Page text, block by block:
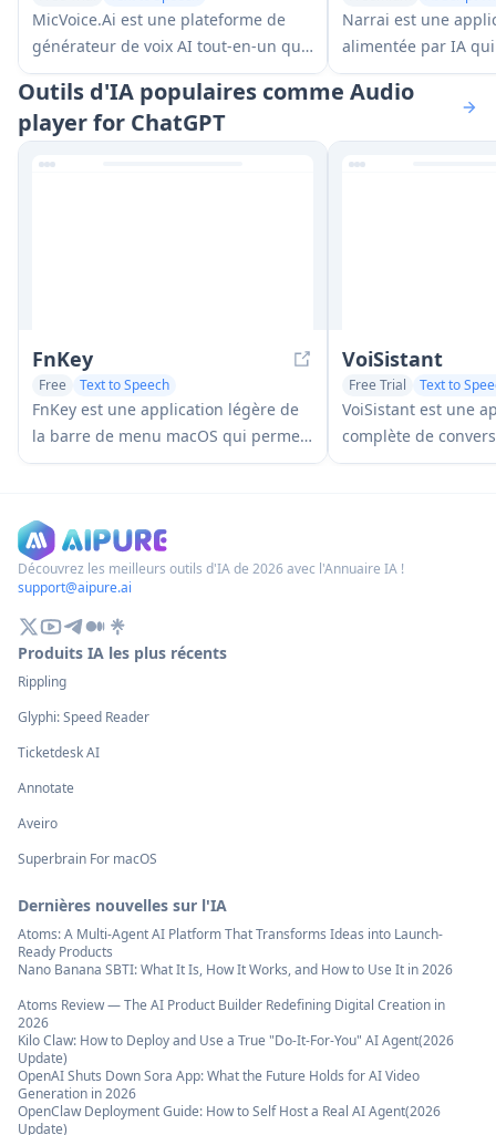
AI Voice Changer
MicVoice.Ai est une plateforme de
générateur de voix AI tout-en-un qui
transforme le texte écrit en parole de
haute qualité et au son naturel avec
plus de 5000 voix AI réalistes
Text to Speech
Narrai est une
alimentée par IA
instantanément
et de la musique
Outils d'IA populaires comme Audio
player for ChatGPT
FnKey
Free
Text to Speech
Voice & Audio Editing
FnKey est une application légère de
la barre de menu macOS qui permet
une transcription rapide de la voix au
enfoncée pour parler et colle
automatiquement le texte transcrit
une fois relâchée.
VoiSistant
Free Trial
Text to
Voice & Audio Editing
VoiSistant est une
complète de
combine la
Découvrez les meilleurs outils d'IA de 2026 avec l'Annuaire IA !
support@aipure.ai
Produits IA les plus récents
Rippling
Glyphi: Speed Reader
Ticketdesk AI
Annotate
Aveiro
Superbrain For macOS
Dernières nouvelles sur l'IA
Atoms: A Multi-Agent AI Platform That Transforms Ideas into Launch-
Ready Products
Nano Banana SBTI: What It Is, How It Works, and How to Use It in 2026
Atoms Review — The AI Product Builder Redefining Digital Creation in
2026
Kilo Claw: How to Deploy and Use a True "Do‑It‑For‑You" AI Agent(2026
Update)
OpenAI Shuts Down Sora App: What the Future Holds for AI Video
Generation in 2026
OpenClaw Deployment Guide: How to Self Host a Real AI Agent(2026
Update)